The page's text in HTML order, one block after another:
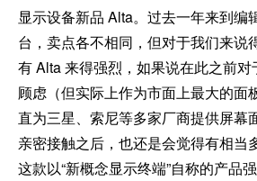
显示设备新品 Alta。过去一年来到编
台，卖点各不相同，但对于我们来说
有 Alta 来得强烈，如果说在此之前
顾虑（但实际上作为市面上最大的面
直为三星、索尼等多家厂商提供屏幕
亲密接触之后，也还是会觉得有相当
这款以“新概念显示终端”自称的产品